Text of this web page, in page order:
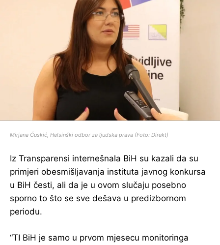
Mirjana Ćuskić, Helsinški odbor za ljudska prava (Foto: Direkt)
Iz Transparensi internešnala BiH su kazali da su
primjeri obesmišljavanja instituta javnog konkursa
u BiH česti, ali da je u ovom slučaju posebno
sporno to što se sve dešava u predizbornom
periodu.
“TI BiH je samo u prvom mjesecu monitoringa